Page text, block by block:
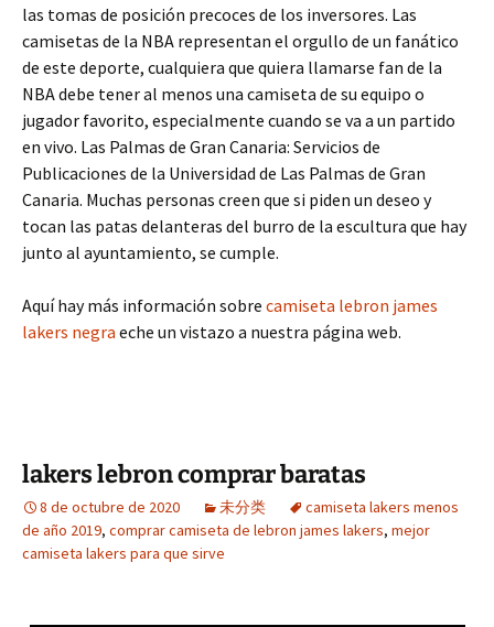
las tomas de posición precoces de los inversores. Las
camisetas de la NBA representan el orgullo de un fanático
de este deporte, cualquiera que quiera llamarse fan de la
NBA debe tener al menos una camiseta de su equipo o
jugador favorito, especialmente cuando se va a un partido
en vivo. Las Palmas de Gran Canaria: Servicios de
Publicaciones de la Universidad de Las Palmas de Gran
Canaria. Muchas personas creen que si piden un deseo y
tocan las patas delanteras del burro de la escultura que hay
junto al ayuntamiento, se cumple.
Aquí hay más información sobre camiseta lebron james
lakers negra eche un vistazo a nuestra página web.
lakers lebron comprar baratas
8 de octubre de 2020 未分类
camiseta lakers menos
de año 2019, comprar camiseta de lebron james lakers, mejor
camiseta lakers para que sirve